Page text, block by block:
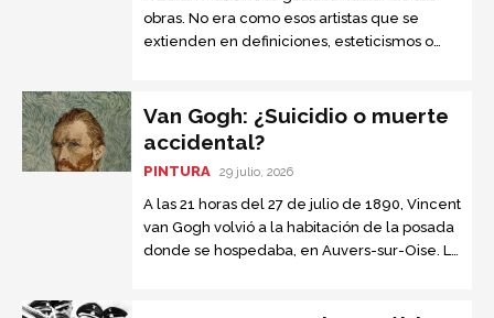
obras. No era como esos artistas que se
extienden en definiciones, esteticismos o
Van Gogh: ¿Suicidio o muerte
accidental?
PINTURA 29 julio, 2026
A las 21 horas del 27 de julio de 1890, Vincent
van Gogh volvió a la habitación de la posada
donde se hospedaba, en Auvers-sur-Oise. La